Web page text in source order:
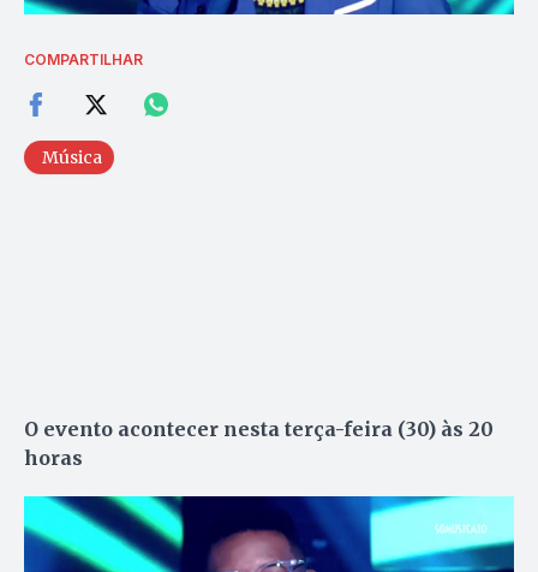
COMPARTILHAR
Música
O evento acontecer nesta terça-feira (30) às 20
horas